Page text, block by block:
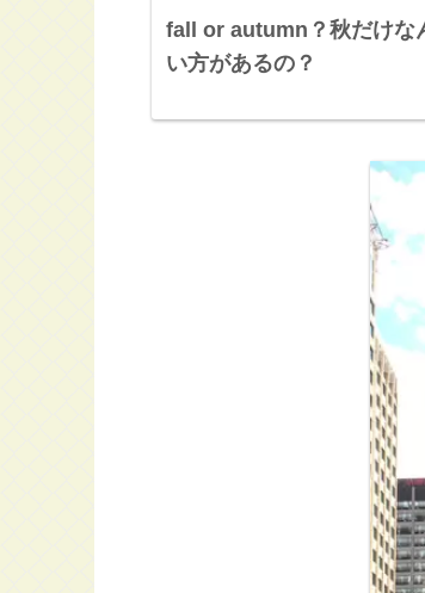
fall or autumn？秋だけな
い方があるの？